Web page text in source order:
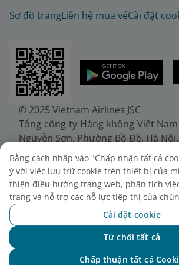
Sơ đồ trangLiên hệ mua véCài đặt
© 2025 Vietnam Airlines JSC
Tổng công ty Hàng không Việt Nam
Nguyễn Sơn, Phường Bồ Đề, Hà Nội.
Điện thoại: (+84-24) 38272289.
38722375
Giấy chứng nhận đăng ký doanh
doanh nghiệp 0100107518, đăng
30/6/2010, đăng ký thay đổi
24/7/2025, cấp bởi Sở Tài chính
Bằng cách nhấp vào "Chấp nhận tất cả
ý với việc lưu trữ cookie trên thiết bị của
thiện điều hướng trang web, phân tích
trang và hỗ trợ các nỗ lực tiếp thị của
Cài đặt cookie
Từ chối tất cả
Chấp thuận tất cả